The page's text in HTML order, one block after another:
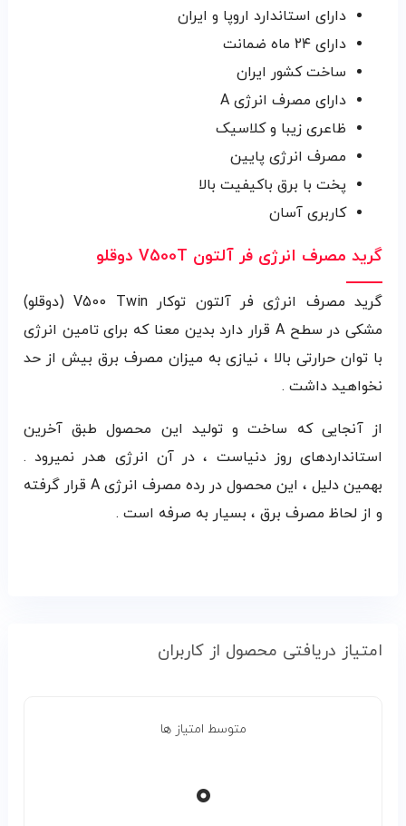
دارای استاندارد اروپا و ایران
دارای ۲۴ ماه ضمانت
ساخت کشور ایران
دارای مصرف انرژی A
ظاعری زیبا و کلاسیک
مصرف انرژی پایین
پخت با برق باکیفیت بالا
کاربری آسان
گرید مصرف انرژی فر آلتون V500T دوقلو
گرید مصرف انرژی فر آلتون توکار V500 Twin (دوقلو)
مشکی در سطح A قرار دارد بدین معنا که برای تامین انرژی
با توان حرارتی بالا ، نیازی به میزان مصرف برق بیش از حد
نخواهید داشت .
از آنجایی که ساخت و تولید این محصول طبق آخرین
استانداردهای روز دنیاست ، در آن انرژی هدر نمیرود .
بهمین دلیل ، این محصول در رده مصرف انرژی A قرار گرفته
و از لحاظ مصرف برق ، بسیار به صرفه است .
امتیاز دریافتی محصول از کاربران
متوسط امتیاز ها
۰